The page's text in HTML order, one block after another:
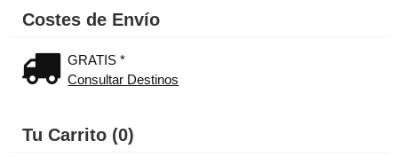
Costes de Envío
GRATIS *
Consultar Destinos
Tu Carrito (0)